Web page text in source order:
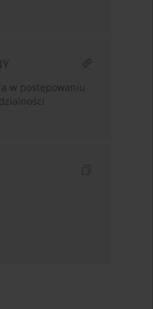
w postępowaniu